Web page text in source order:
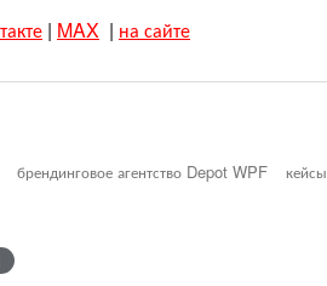
| MAX | на сайте
брендинговое агентство Depot WPF кейсы